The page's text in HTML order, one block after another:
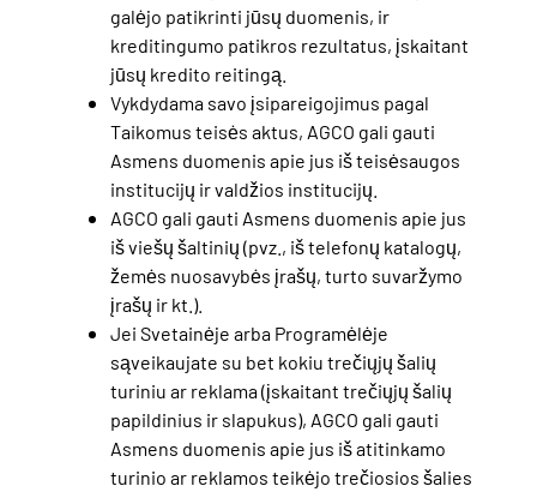
galėjo patikrinti jūsų duomenis, ir
kreditingumo patikros rezultatus, įskaitant
jūsų kredito reitingą.
Vykdydama savo įsipareigojimus pagal
Taikomus teisės aktus, AGCO gali gauti
Asmens duomenis apie jus iš teisėsaugos
institucijų ir valdžios institucijų.
AGCO gali gauti Asmens duomenis apie jus
iš viešų šaltinių (pvz., iš telefonų katalogų,
žemės nuosavybės įrašų, turto suvaržymo
įrašų ir kt.).
Jei Svetainėje arba Programėlėje
sąveikaujate su bet kokiu trečiųjų šalių
turiniu ar reklama (įskaitant trečiųjų šalių
papildinius ir slapukus), AGCO gali gauti
Asmens duomenis apie jus iš atitinkamo
turinio ar reklamos teikėjo trečiosios šalies